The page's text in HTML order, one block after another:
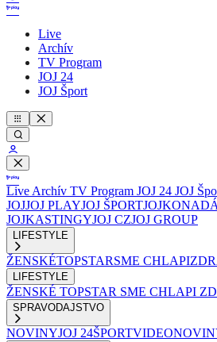
Live
Archív
TV Program
JOJ 24
JOJ Šport
Live Archív TV Program JOJ 24 JOJ
JOJJOJ PLAYJOJ ŠPORTJOJKO
JOJKASTINGYJOJ CZJOJ GROUP
LIFESTYLE
ŽENSKÉTOPSTARSME CHLAPI
LIFESTYLE
ŽENSKÉ TOPSTAR SME CHLAPI
SPRAVODAJSTVO
NOVINYJOJ 24ŠPORT